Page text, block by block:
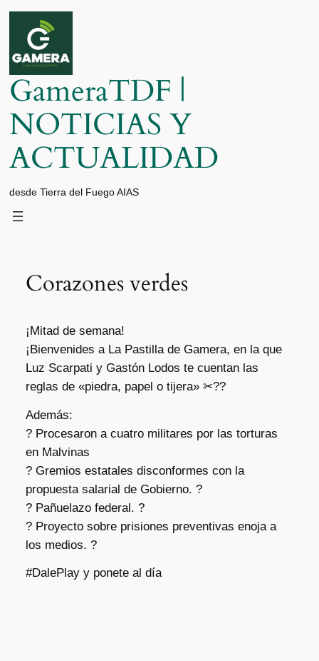
Saltar
contenido
GameraTDF |
NOTICIAS Y
ACTUALIDAD
desde Tierra del Fuego AIAS
Corazones verdes
¡Mitad de semana!
¡Bienvenides a La Pastilla de Gamera, en la que
Luz Scarpati y Gastón Lodos te cuentan las
reglas de «piedra, papel o tijera» ✂??
Además:
? Procesaron a cuatro militares por las torturas
en Malvinas
? Gremios estatales disconformes con la
propuesta salarial de Gobierno. ?
? Pañuelazo federal. ?
? Proyecto sobre prisiones preventivas enoja a
los medios. ?
#DalePlay y ponete al día